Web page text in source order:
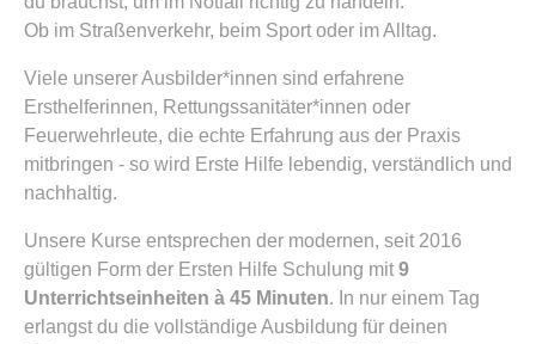
Ob im Straßenverkehr, beim Sport oder im Alltag.
Viele unserer Ausbilder*innen sind erfahrene
Ersthelferinnen, Rettungssanitäter*innen oder
Feuerwehrleute, die echte Erfahrung aus der Praxis
mitbringen - so wird Erste Hilfe lebendig, verständlich und
nachhaltig.
Unsere Kurse entsprechen der modernen, seit 2016
gültigen Form der Ersten Hilfe Schulung mit 9
Unterrichtseinheiten à 45 Minuten. In nur einem Tag
erlangst du die vollständige Ausbildung für deinen